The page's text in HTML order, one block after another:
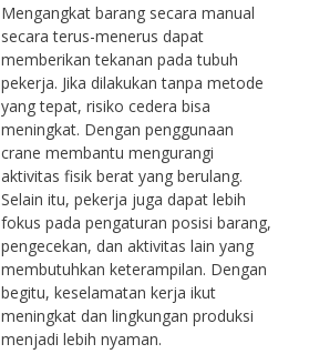
Mengangkat barang secara manual
secara terus-menerus dapat
memberikan tekanan pada tubuh
pekerja. Jika dilakukan tanpa metode
yang tepat, risiko cedera bisa
meningkat. Dengan penggunaan
crane membantu mengurangi
aktivitas fisik berat yang berulang.
Selain itu, pekerja juga dapat lebih
fokus pada pengaturan posisi barang,
pengecekan, dan aktivitas lain yang
membutuhkan keterampilan. Dengan
begitu, keselamatan kerja ikut
meningkat dan lingkungan produksi
menjadi lebih nyaman.